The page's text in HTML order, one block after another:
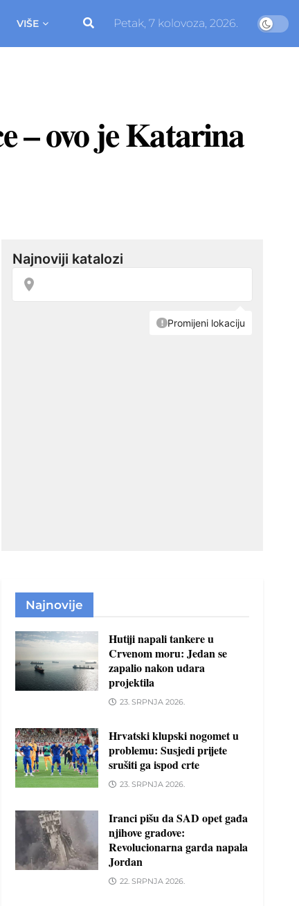
VIŠE Petak, 7 kolovoza, 2026.
– ovo je Katarina
Najnovije
Hutiji napali tankere u
Crvenom moru: Jedan se
zapalio nakon udara
projektila
23. SRPNJA 2026.
Hrvatski klupski nogomet u
problemu: Susjedi prijete
srušiti ga ispod crte
23. SRPNJA 2026.
Iranci pišu da SAD opet gađa
njihove gradove:
Revolucionarna garda napala
Jordan
22. SRPNJA 2026.